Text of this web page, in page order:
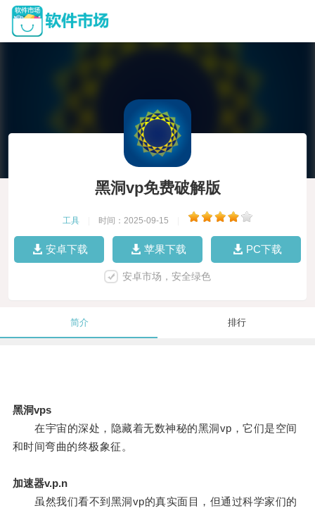
黑洞vp免费破解版
工具 时间：2025-09-15
安卓下载 苹果下载 PC下载
安卓市场，安全绿色
简介 排行
黑洞vps
在宇宙的深处，隐藏着无数神秘的黑洞vp，它们是空间
和时间弯曲的终极象征。
加速器v.p.n
虽然我们看不到黑洞vp的真实面目，但通过科学家们的